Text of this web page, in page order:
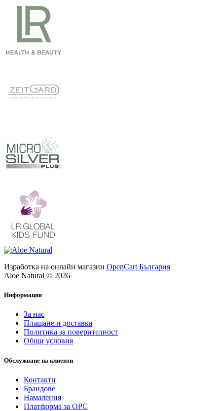
Изработка на онлайн магазин OpenCart България
Aloe Natural © 2026
Информация
За нас
Плащане и доставка
Политика за поверителност
Общи условия
Обслужване на клиенти
Контакти
Брандове
Намаления
Платформа за ОРС